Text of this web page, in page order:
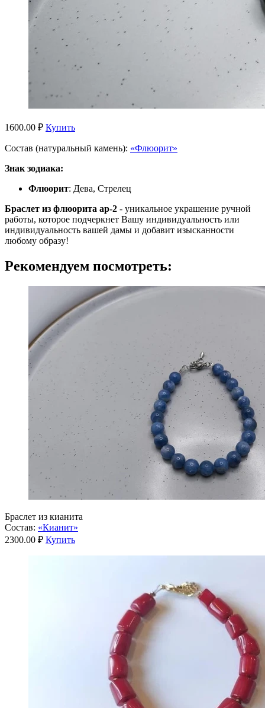
1600.00 ₽ Купить
Состав (натуральный камень): «Флюорит»
Знак зодиака:
Флюорит: Дева, Стрелец
Браслет из флюорита ар-2 - уникальное украшение ручной
работы, которое подчеркнет Вашу индивидуальность или
индивидуальность вашей дамы и добавит изысканности
любому образу!
Рекомендуем посмотреть:
Браслет из кианита
Состав: «Кианит»
2300.00 ₽ Купить